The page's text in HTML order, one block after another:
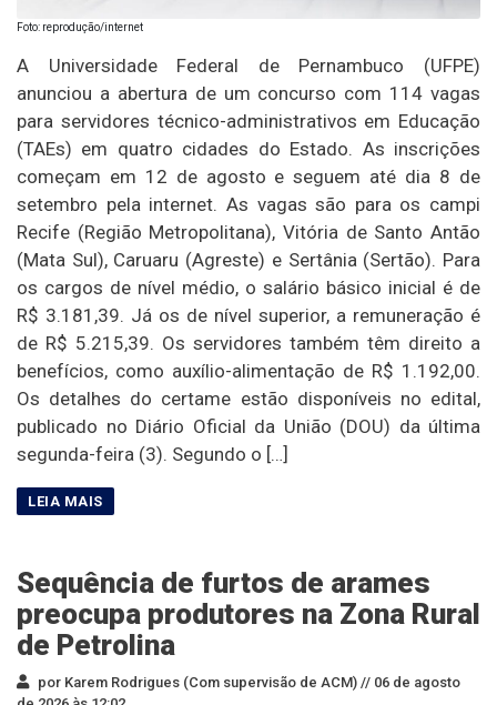
Foto: reprodução/internet
A Universidade Federal de Pernambuco (UFPE)
anunciou a abertura de um concurso com 114 vagas
para servidores técnico-administrativos em Educação
(TAEs) em quatro cidades do Estado. As inscrições
começam em 12 de agosto e seguem até dia 8 de
setembro pela internet. As vagas são para os campi
Recife (Região Metropolitana), Vitória de Santo Antão
(Mata Sul), Caruaru (Agreste) e Sertânia (Sertão). Para
os cargos de nível médio, o salário básico inicial é de
R$ 3.181,39. Já os de nível superior, a remuneração é
de R$ 5.215,39. Os servidores também têm direito a
benefícios, como auxílio-alimentação de R$ 1.192,00.
Os detalhes do certame estão disponíveis no edital,
publicado no Diário Oficial da União (DOU) da última
segunda-feira (3). Segundo o […]
Sequência de furtos de arames
preocupa produtores na Zona Rural
de Petrolina
por Karem Rodrigues (Com supervisão de ACM) // 06 de agosto